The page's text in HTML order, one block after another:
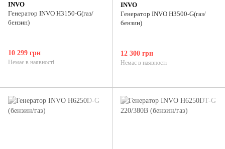
INVO
Генератор INVO H3150-G(газ/
бензин)
10 299 грн
Немає в наявності
INVO
Генератор INVO H3500-G(газ/
бензин)
12 300 грн
Немає в наявності